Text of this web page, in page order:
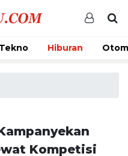
Tekno Hiburan
Kompetisi